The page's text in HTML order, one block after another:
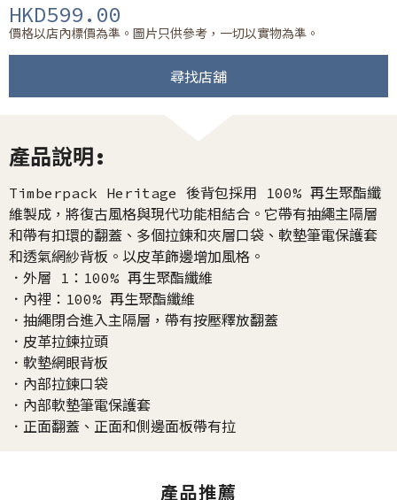
HKD599.00
價格以店內標價為準。圖片只供參考，一切以實物為準。
尋找店舖
產品說明:
Timberpack Heritage 後背包採用 100% 再生聚酯纖
維製成，將復古風格與現代功能相結合。它帶有抽繩主隔層
和帶有扣環的翻蓋、多個拉鍊和夾層口袋、軟墊筆電保護套
和透氣網紗背板。以皮革飾邊增加風格。
．外層 1：100% 再生聚酯纖維
．內裡：100% 再生聚酯纖維
．抽繩閉合進入主隔層，帶有按壓釋放翻蓋
．皮革拉鍊拉頭
．軟墊網眼背板
．內部拉鍊口袋
．內部軟墊筆電保護套
．正面翻蓋、正面和側邊面板帶有拉
產品推薦